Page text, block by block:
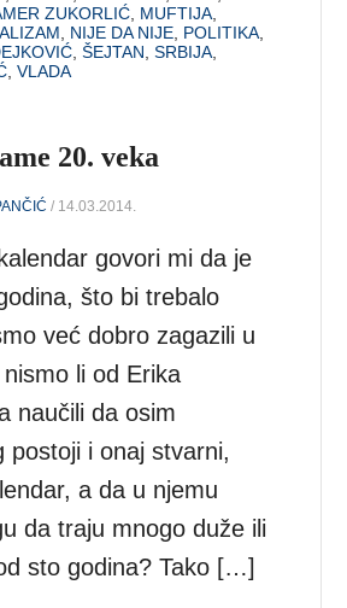
ZUKORLIĆ MUFTIJA
NIJE DA NIJE POLITIKA
,ŠEJTAN ,SRBIJA
,VLADA
20. veka
/ 14.03.2014.
govori mi da je
što bi trebalo
već dobro zagazili u
li od Erika
naučili da osim
postoji i onaj stvarni,
a da u njemu
da traju mnogo duže ili
sto godina? Tako […]